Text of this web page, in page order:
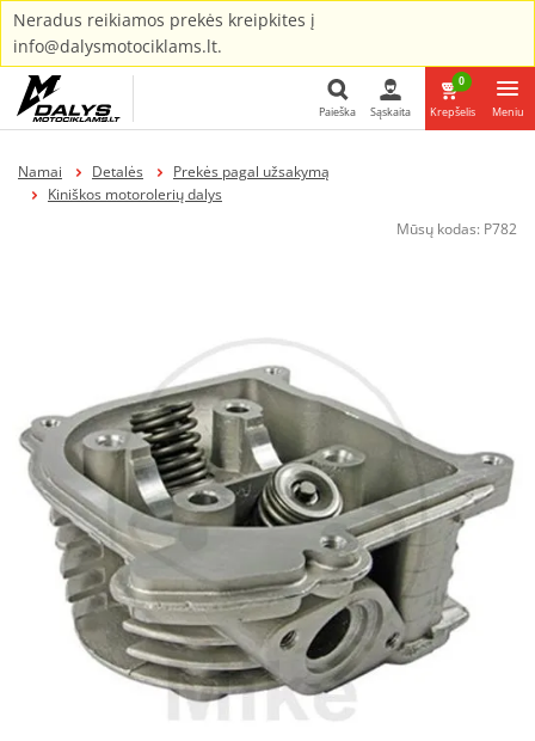
Neradus reikiamos prekės kreipkites į
info@dalysmotociklams.lt.
Paieška Sąskaita
0
Krepšelis Meniu
Namai Detalės
Prekės pagal užsakymą
Kiniškos motorolerių dalys
Mūsų kodas: P782